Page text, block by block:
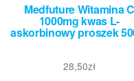
Medfuture Witamina C
1000mg kwas L-
askorbinowy proszek
28,50zł